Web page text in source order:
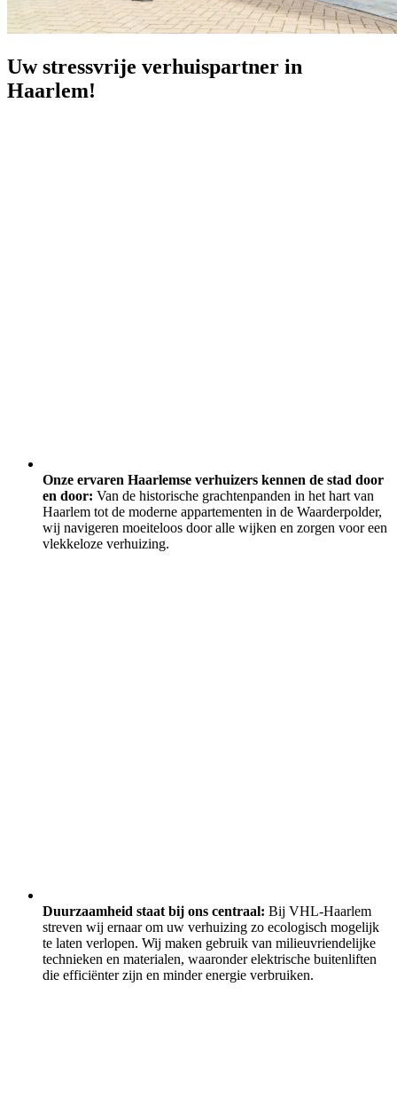
Uw stressvrije verhuispartner in
Haarlem!
Onze ervaren Haarlemse verhuizers kennen de stad door
en door: Van de historische grachtenpanden in het hart van
Haarlem tot de moderne appartementen in de Waarderpolder,
wij navigeren moeiteloos door alle wijken en zorgen voor een
vlekkeloze verhuizing.
Duurzaamheid staat bij ons centraal: Bij VHL-Haarlem
streven wij ernaar om uw verhuizing zo ecologisch mogelijk
te laten verlopen. Wij maken gebruik van milieuvriendelijke
technieken en materialen, waaronder elektrische buitenliften
die efficiënter zijn en minder energie verbruiken.